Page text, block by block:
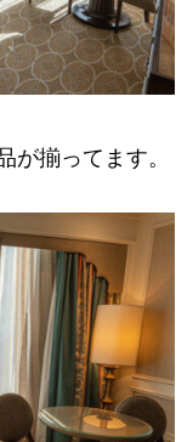
揃ってます。